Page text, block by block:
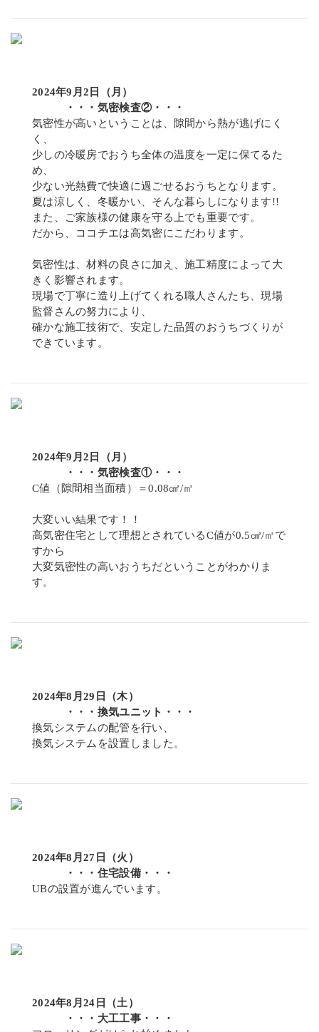
2024年9月2日（月）
・・・気密検査②・・・
気密性が高いということは、隙間から熱が逃げにく
く、
少しの冷暖房でおうち全体の温度を一定に保てるた
め、
少ない光熱費で快適に過ごせるおうちとなります。
夏は涼しく、冬暖かい、そんな暮らしになります!!
また、ご家族様の健康を守る上でも重要です。
だから、ココチエは高気密にこだわります。
気密性は、材料の良さに加え、施工精度によって大
きく影響されます。
現場で丁寧に造り上げてくれる職人さんたち、現場
監督さんの努力により、
確かな施工技術で、安定した品質のおうちづくりが
できています。
2024年9月2日（月）
・・・気密検査①・・・
C値（隙間相当面積）＝0.08㎠/㎡
大変いい結果です！！
高気密住宅として理想とされているC値が0.5㎠/㎡で
すから
大変気密性の高いおうちだということがわかりま
す。
2024年8月29日（木）
・・・換気ユニット・・・
換気システムの配管を行い、
換気システムを設置しました。
2024年8月27日（火）
・・・住宅設備・・・
UBの設置が進んでいます。
2024年8月24日（土）
・・・大工工事・・・